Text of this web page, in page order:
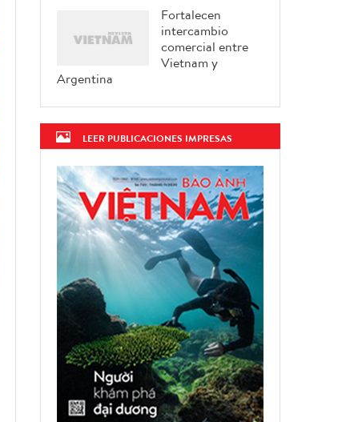
Fortalecen
intercambio
comercial entre
Vietnam y
Argentina
LEER PUBLICACIONES IMPRESAS